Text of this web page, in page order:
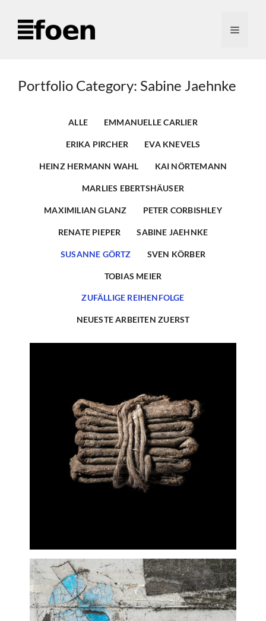
Inhalt
springen
Menü
Portfolio Category: Sabine Jaehnke
ALLE EMMANUELLE CARLIER
ERIKA PIRCHER EVA KNEVELS
HEINZ HERMANN WAHL KAI NÖRTEMANN
MARLIES EBERTSHÄUSER
MAXIMILIAN GLANZ PETER CORBISHLEY
RENATE PIEPER SABINE JAEHNKE
SUSANNE GÖRTZ SVEN KÖRBER
TOBIAS MEIER
ZUFÄLLIGE REIHENFOLGE
NEUESTE ARBEITEN ZUERST